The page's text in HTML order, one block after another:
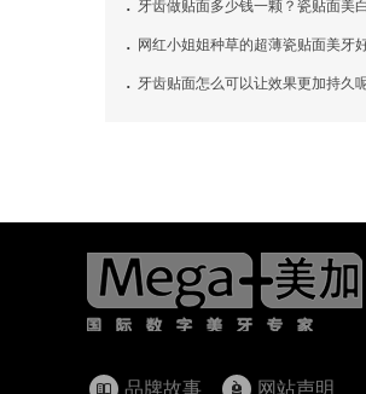
牙齿做贴面多少钱一颗？瓷贴面美
. 网红小姐姐种草的超薄瓷贴面美牙
. 牙齿贴面怎么可以让效果更加持久
品牌故事 网站声明